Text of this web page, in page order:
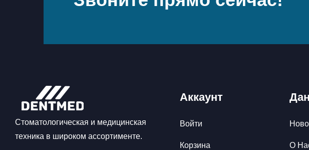
Стоматологическая и медицинская
техника в широком ассортименте.
Аккаунт
Войти
Корзина О